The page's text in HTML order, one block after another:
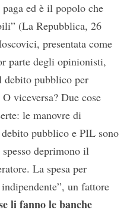
ed è il popolo che
(La Repubblica, 26
presentata come
parte degli opinionisti,
debito pubblico per
viceversa? Due cose
le manovre di
pubblico e PIL sono
deprimono il
La spesa per
un fattore
li fanno le banche